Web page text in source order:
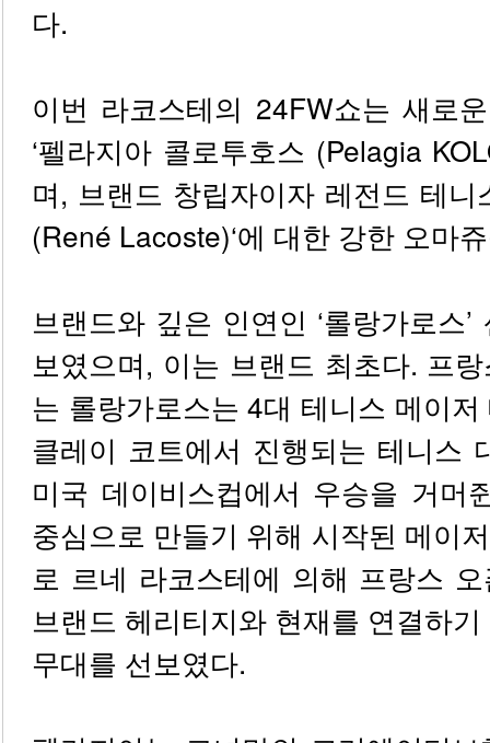
다.
이번 라코스테의 24FW쇼는 새로
‘펠라지아 콜로투호스 (Pelagia
며, 브랜드 창립자이자 레전드 테니
(René Lacoste)‘에 대한 강한 오마
브랜드와 깊은 인연인 ‘롤랑가로스
보였으며, 이는 브랜드 최초다. 프
는 롤랑가로스는 4대 테니스 메이
클레이 코트에서 진행되는 테니스
미국 데이비스컵에서 우승을 거머
중심으로 만들기 위해 시작된 메이
로 르네 라코스테에 의해 프랑스
브랜드 헤리티지와 현재를 연결하
무대를 선보였다.